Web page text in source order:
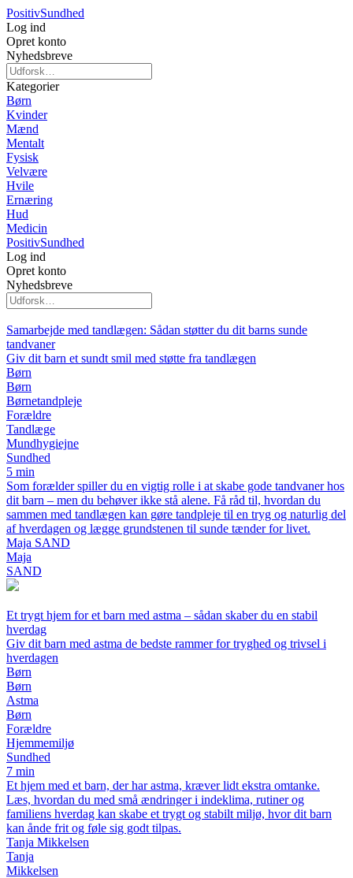
PositivSundhed
Log ind
Opret konto
Nyhedsbreve
Kategorier
Børn
Kvinder
Mænd
Mentalt
Fysisk
Velvære
Hvile
Ernæring
Hud
Medicin
PositivSundhed
Log ind
Opret konto
Nyhedsbreve
Samarbejde med tandlægen: Sådan støtter du dit barns sunde
tandvaner
Giv dit barn et sundt smil med støtte fra tandlægen
Børn
Børn
Børnetandpleje
Forældre
Tandlæge
Mundhygiejne
Sundhed
5 min
Som forælder spiller du en vigtig rolle i at skabe gode tandvaner hos
dit barn – men du behøver ikke stå alene. Få råd til, hvordan du
sammen med tandlægen kan gøre tandpleje til en tryg og naturlig del
af hverdagen og lægge grundstenen til sunde tænder for livet.
Maja SAND
Maja
SAND
Et trygt hjem for et barn med astma – sådan skaber du en stabil
hverdag
Giv dit barn med astma de bedste rammer for tryghed og trivsel i
hverdagen
Børn
Børn
Astma
Børn
Forældre
Hjemmemiljø
Sundhed
7 min
Et hjem med et barn, der har astma, kræver lidt ekstra omtanke.
Læs, hvordan du med små ændringer i indeklima, rutiner og
familiens hverdag kan skabe et trygt og stabilt miljø, hvor dit barn
kan ånde frit og føle sig godt tilpas.
Tanja Mikkelsen
Tanja
Mikkelsen